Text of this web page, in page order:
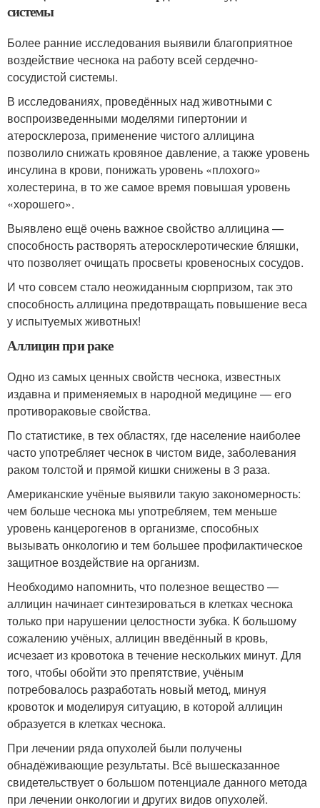
системы
Более ранние исследования выявили благоприятное
воздействие чеснока на работу всей сердечно-
сосудистой системы.
В исследованиях, проведённых над животными с
воспроизведенными моделями гипертонии и
атеросклероза, применение чистого аллицина
позволило снижать кровяное давление, а также уровень
инсулина в крови, понижать уровень «плохого»
холестерина, в то же самое время повышая уровень
«хорошего».
Выявлено ещё очень важное свойство аллицина —
способность растворять атеросклеротические бляшки,
что позволяет очищать просветы кровеносных сосудов.
И что совсем стало неожиданным сюрпризом, так это
способность аллицина предотвращать повышение веса
у испытуемых животных!
Аллицин при раке
Одно из самых ценных свойств чеснока, известных
издавна и применяемых в народной медицине — его
противораковые свойства.
По статистике, в тех областях, где население наиболее
часто употребляет чеснок в чистом виде, заболевания
раком толстой и прямой кишки снижены в 3 раза.
Американские учёные выявили такую закономерность:
чем больше чеснока мы употребляем, тем меньше
уровень канцерогенов в организме, способных
вызывать онкологию и тем большее профилактическое
защитное воздействие на организм.
Необходимо напомнить, что полезное вещество —
аллицин начинает синтезироваться в клетках чеснока
только при нарушении целостности зубка. К большому
сожалению учёных, аллицин введённый в кровь,
исчезает из кровотока в течение нескольких минут. Для
того, чтобы обойти это препятствие, учёным
потребовалось разработать новый метод, минуя
кровоток и моделируя ситуацию, в которой аллицин
образуется в клетках чеснока.
При лечении ряда опухолей были получены
обнадёживающие результаты. Всё вышесказанное
свидетельствует о большом потенциале данного метода
при лечении онкологии и других видов опухолей.